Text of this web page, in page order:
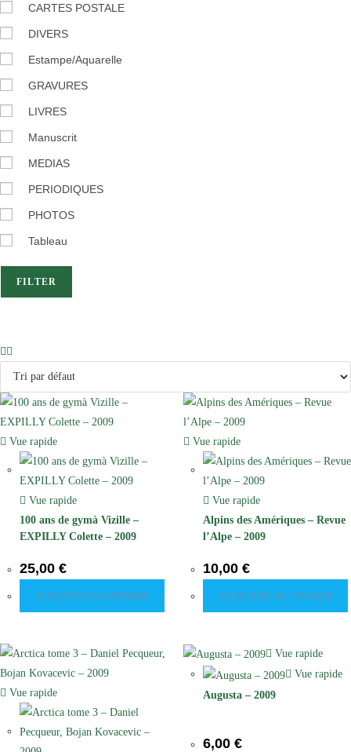
CARTES POSTALE
DIVERS
Estampe/Aquarelle
GRAVURES
LIVRES
Manuscrit
MEDIAS
PERIODIQUES
PHOTOS
Tableau
FILTER
Vue rapide
Vue rapide
100 ans de gymà Vizille –
EXPILLY Colette – 2009
25,00 €
AJOUTER AU PANIER
Vue rapide
Vue rapide
Alpins des Amériques – Revue
l’Alpe – 2009
10,00 €
AJOUTER AU PANIER
Vue rapide
Vue rapide
Vue rapide
Augusta – 2009
6,00 €